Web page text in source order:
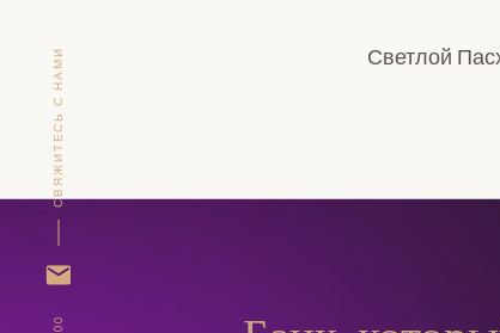
СВЯЖИТЕСЬ С НАМИ Светлой